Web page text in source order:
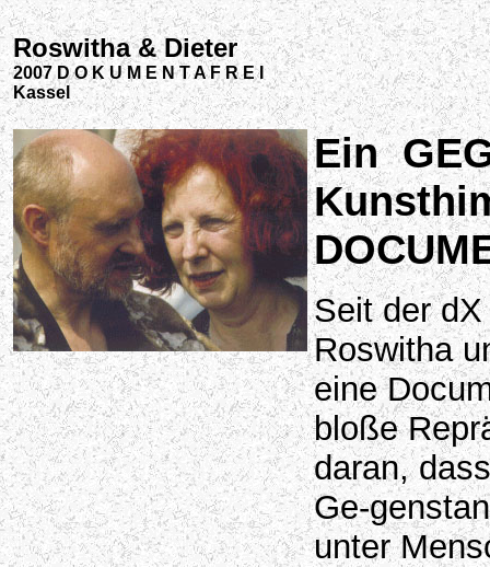
Roswitha & Dieter
2007 D O K U M E N T A F R E I
Kassel
Ein
Seit der
Roswitha
eine
bloße
daran,
Ge-
unter